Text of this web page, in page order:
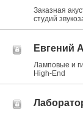
Заказная
студий
Евгений
Ламповые и
High-End